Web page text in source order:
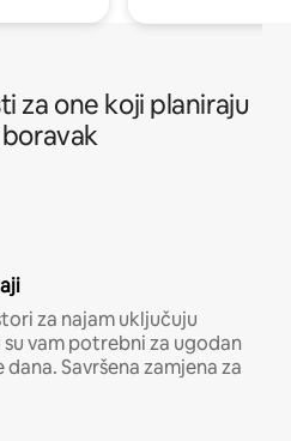
za one koji planiraju
za najam uključuju
vam potrebni za ugodan
Savršena zamjena za